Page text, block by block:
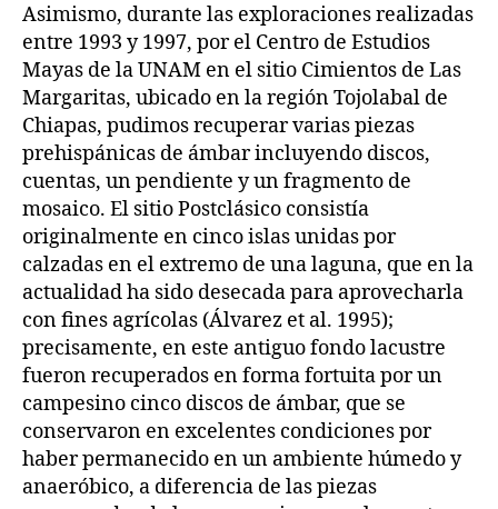
Asimismo, durante las exploraciones realizadas
entre 1993 y 1997, por el Centro de Estudios
Mayas de la UNAM en el sitio Cimientos de Las
Margaritas, ubicado en la región Tojolabal de
Chiapas, pudimos recuperar varias piezas
prehispánicas de ámbar incluyendo discos,
cuentas, un pendiente y un fragmento de
mosaico. El sitio Postclásico consistía
originalmente en cinco islas unidas por
calzadas en el extremo de una laguna, que en la
actualidad ha sido desecada para aprovecharla
con fines agrícolas (Álvarez et al. 1995);
precisamente, en este antiguo fondo lacustre
fueron recuperados en forma fortuita por un
campesino cinco discos de ámbar, que se
conservaron en excelentes condiciones por
haber permanecido en un ambiente húmedo y
anaeróbico, a diferencia de las piezas